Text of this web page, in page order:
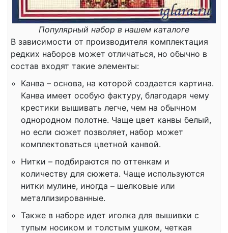
Популярный набор в нашем каталоге
В зависимости от производителя комплектация
редких наборов может отличаться, но обычно в
состав входят такие элементы:
Канва – основа, на которой создается картина.
Канва имеет особую фактуру, благодаря чему
крестики вышивать легче, чем на обычном
однородном полотне. Чаще цвет канвы белый,
но если сюжет позволяет, набор может
комплектоваться цветной канвой.
Нитки – подбираются по оттенкам и
количеству для сюжета. Чаще используются
нитки мулине, иногда – шелковые или
металлизированные.
Также в наборе идет иголка для вышивки с
тупым носиком и толстым ушком, четкая